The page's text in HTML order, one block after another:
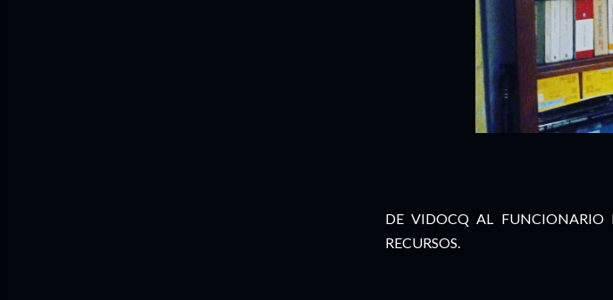
DE VIDOCQ AL
RECURSOS.